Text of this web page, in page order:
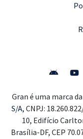
Gran é uma marca
S/A, CNPJ:
10, Edifício
Brasília-DF, CEP